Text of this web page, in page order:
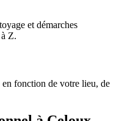
et démarches
Z.
en fonction de votre lieu, de